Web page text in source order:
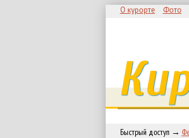
О курорте Фото
Быстрый доступ →